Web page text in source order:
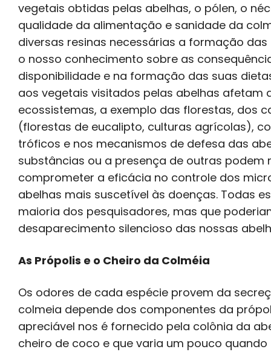
vegetais obtidas pelas abelhas, o pólen, o
qualidade da alimentação e sanidade da
diversas resinas necessárias a formação
o nosso conhecimento sobre as
disponibilidade e na formação das suas
aos vegetais visitados pelas abelhas afetam
ecossistemas, a exemplo das florestas, dos
(florestas de eucalipto, culturas agrícolas),
tróficos e nos mecanismos de defesa das
substâncias ou a presença de outras
comprometer a eficácia no controle dos
abelhas mais suscetível às doenças. Todas
maioria dos pesquisadores, mas que
desaparecimento silencioso das nossas
As Própolis e o Cheiro da Colméia
Os odores de cada espécie provem da
colmeia depende dos componentes da
apreciável nos é fornecido pela colônia da
cheiro de coco e que varia um pouco